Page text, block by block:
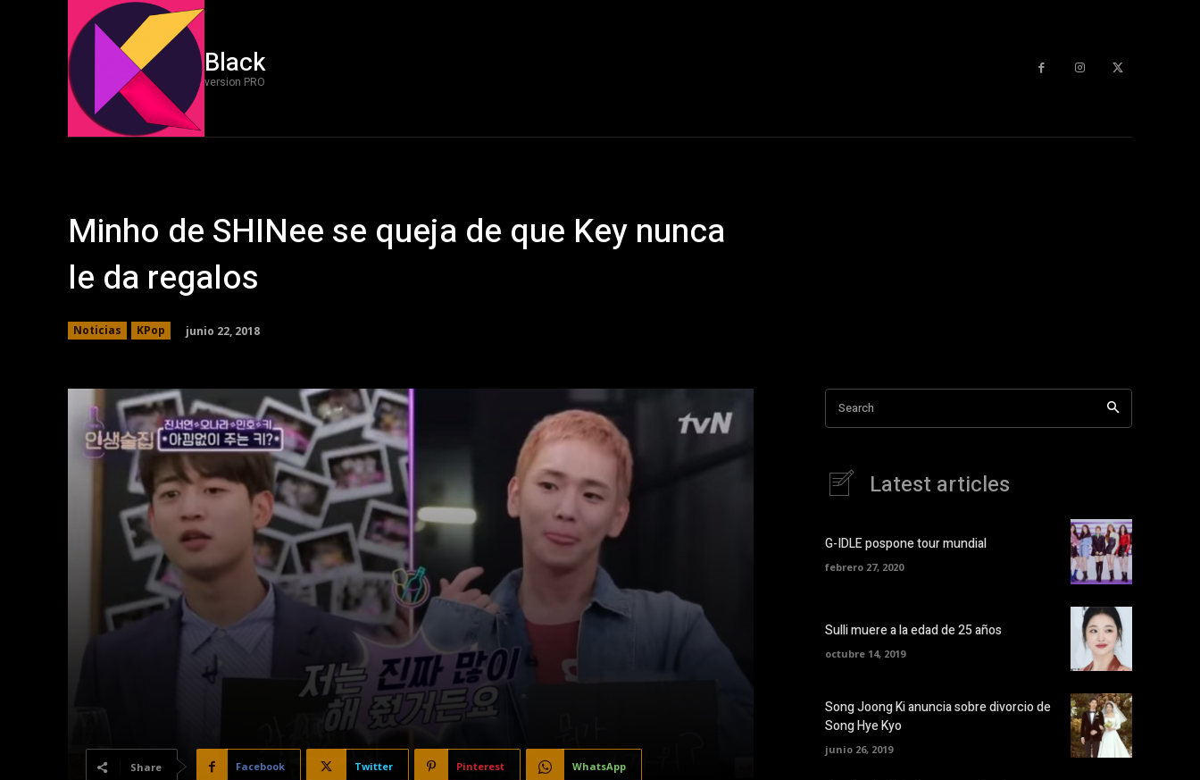
Black
version PRO
Minho de SHINee se queja de que Key nunca
le da regalos
Noticias KPop junio 22, 2018
Share Facebook Twitter Pinterest WhatsApp
Search
Latest articles
G-IDLE pospone tour mundial
febrero 27, 2020
Sulli muere a la edad de 25 años
octubre 14, 2019
Song Joong Ki anuncia sobre divorcio de
Song Hye Kyo
junio 26, 2019